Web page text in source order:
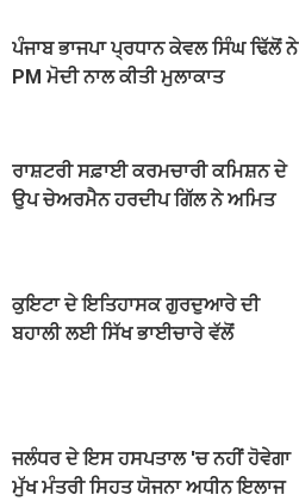
ਪੰਜਾਬ ਭਾਜਪਾ ਪ੍ਰਧਾਨ ਕੇਵਲ ਸਿੰਘ ਢਿੱਲੋਂ ਨੇ
PM ਮੋਦੀ ਨਾਲ ਕੀਤੀ ਮੁਲਾਕਾਤ
ਰਾਸ਼ਟਰੀ ਸਫ਼ਾਈ ਕਰਮਚਾਰੀ ਕਮਿਸ਼ਨ ਦੇ
ਉਪ ਚੇਅਰਮੈਨ ਹਰਦੀਪ ਗਿੱਲ ਨੇ ਅਮਿਤ
ਕੁਇਟਾ ਦੇ ਇਤਿਹਾਸਕ ਗੁਰਦੁਆਰੇ ਦੀ
ਬਹਾਲੀ ਲਈ ਸਿੱਖ ਭਾਈਚਾਰੇ ਵੱਲੋਂ
ਜਲੰਧਰ ਦੇ ਇਸ ਹਸਪਤਾਲ 'ਚ ਨਹੀਂ ਹੋਵੇਗਾ
ਮੁੱਖ ਮੰਤਰੀ ਸਿਹਤ ਯੋਜਨਾ ਅਧੀਨ ਇਲਾਜ